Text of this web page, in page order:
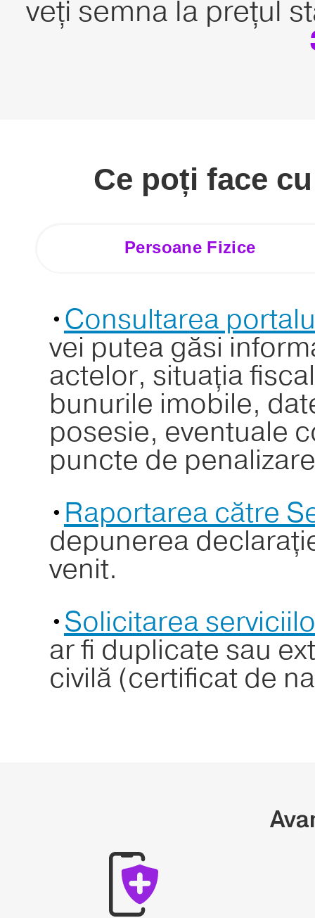
veți semna la prețul
Ce poți face
Persoane Fizice
•Consultarea
vei putea găsi
actelor, situația
bunurile imobile,
posesie, eventuale
puncte de
•Raportarea către
depunerea
venit.
•Solicitarea
ar fi duplicate sau
civilă (certificat de